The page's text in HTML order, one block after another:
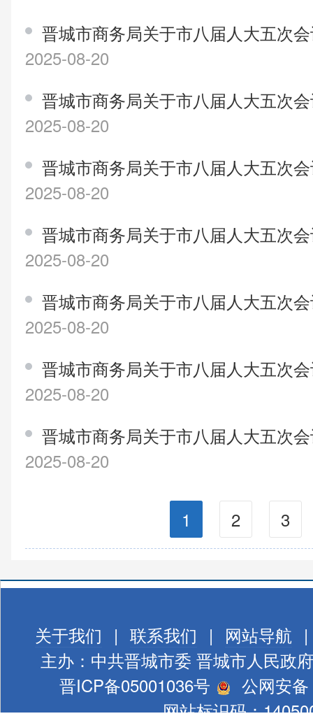
晋城市商务局关于市八届人大五次
2025-08-20
晋城市商务局关于市八届人大五次
2025-08-20
晋城市商务局关于市八届人大五次
2025-08-20
晋城市商务局关于市八届人大五次
2025-08-20
晋城市商务局关于市八届人大五次
2025-08-20
晋城市商务局关于市八届人大五次
2025-08-20
晋城市商务局关于市八届人大五次
2025-08-20
1 2 3
关于我们 | 联系我们 | 网站导航 |
主办：中共晋城市委 晋城市人民政府
晋ICP备05001036号
公网安
网站标识码：